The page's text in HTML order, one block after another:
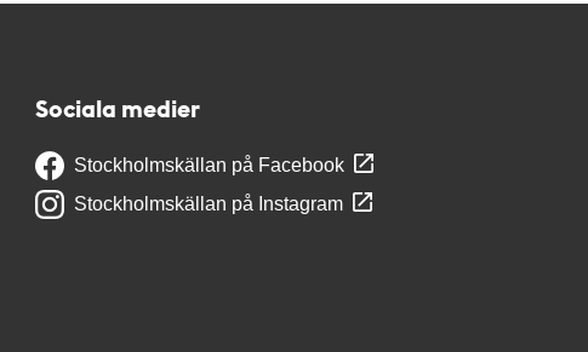
Sociala medier
Stockholmskällan på Facebook
Stockholmskällan på Instagram